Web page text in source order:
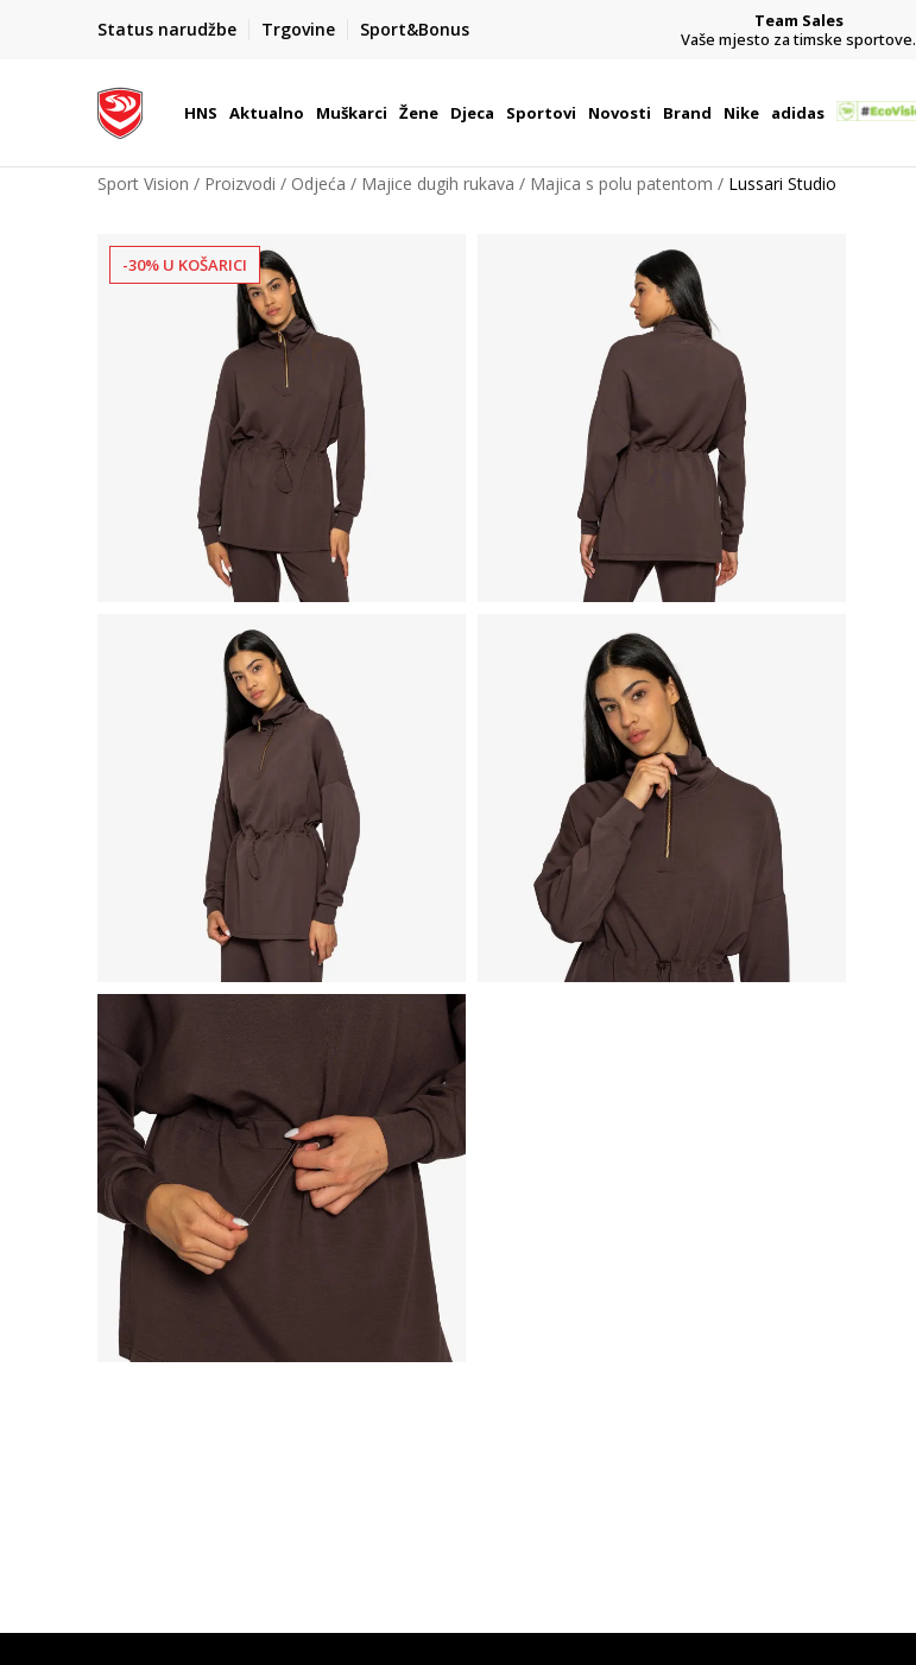
Status narudžbe Trgovine Sport&Bonus
BOX NOW
Dostava 1,50 €
| Više od 800 paketomata u Hrvatskoj
Team Sales
Vaše mjesto za timske sportove.
HNS Aktualno Muškarci Žene Djeca Sportovi Novosti Brand Nike adidas
Sport Vision Proizvodi Odjeća Majice dugih rukava Majica s polu patentom Lussari Studio
-30% U KOŠARICI